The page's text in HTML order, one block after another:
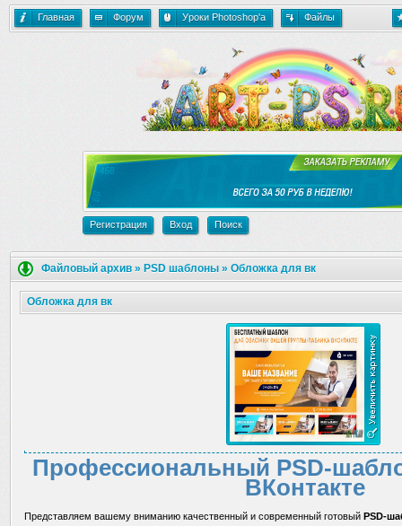
Главная Форум Уроки Photoshop'a Файлы
Регистрация Вход Поиск
Файловый архив » PSD шаблоны » Обложка для вк
Обложка для вк
Профессиональный PSD-
ВКонтакте
Представляем вашему вниманию качественный и современный готовый PSD-